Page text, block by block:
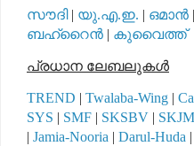
സൗദി| യു.എ.ഇ. | ഒമാന്‍ |
ബഹ്റൈന്‍ | കുവൈത്ത്
പ്രധാന ലേബലുകള്‍
TREND | Twalaba-Wing |
SYS | SMF | SKSBV |
| Jamia-Nooria | Darul-Huda |